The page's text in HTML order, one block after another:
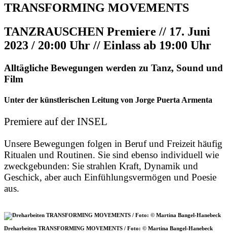
TRANSFORMING MOVEMENTS
TANZRAUSCHEN Premiere // 17. Juni
2023 / 20:00 Uhr // Einlass ab 19:00 Uhr
Alltägliche Bewegungen werden zu Tanz, Sound und
Film
Unter der künstlerischen Leitung von Jorge Puerta Armenta
Premiere auf der INSEL
Unsere Bewegungen folgen in Beruf und Freizeit häufig
Ritualen und Routinen. Sie sind ebenso individuell wie
zweckgebunden: Sie strahlen Kraft, Dynamik und
Geschick, aber auch Einfühlungsvermögen und Poesie
aus.
Dreharbeiten TRANSFORMING MOVEMENTS / Foto: © Martina Bangel-Hanebeck